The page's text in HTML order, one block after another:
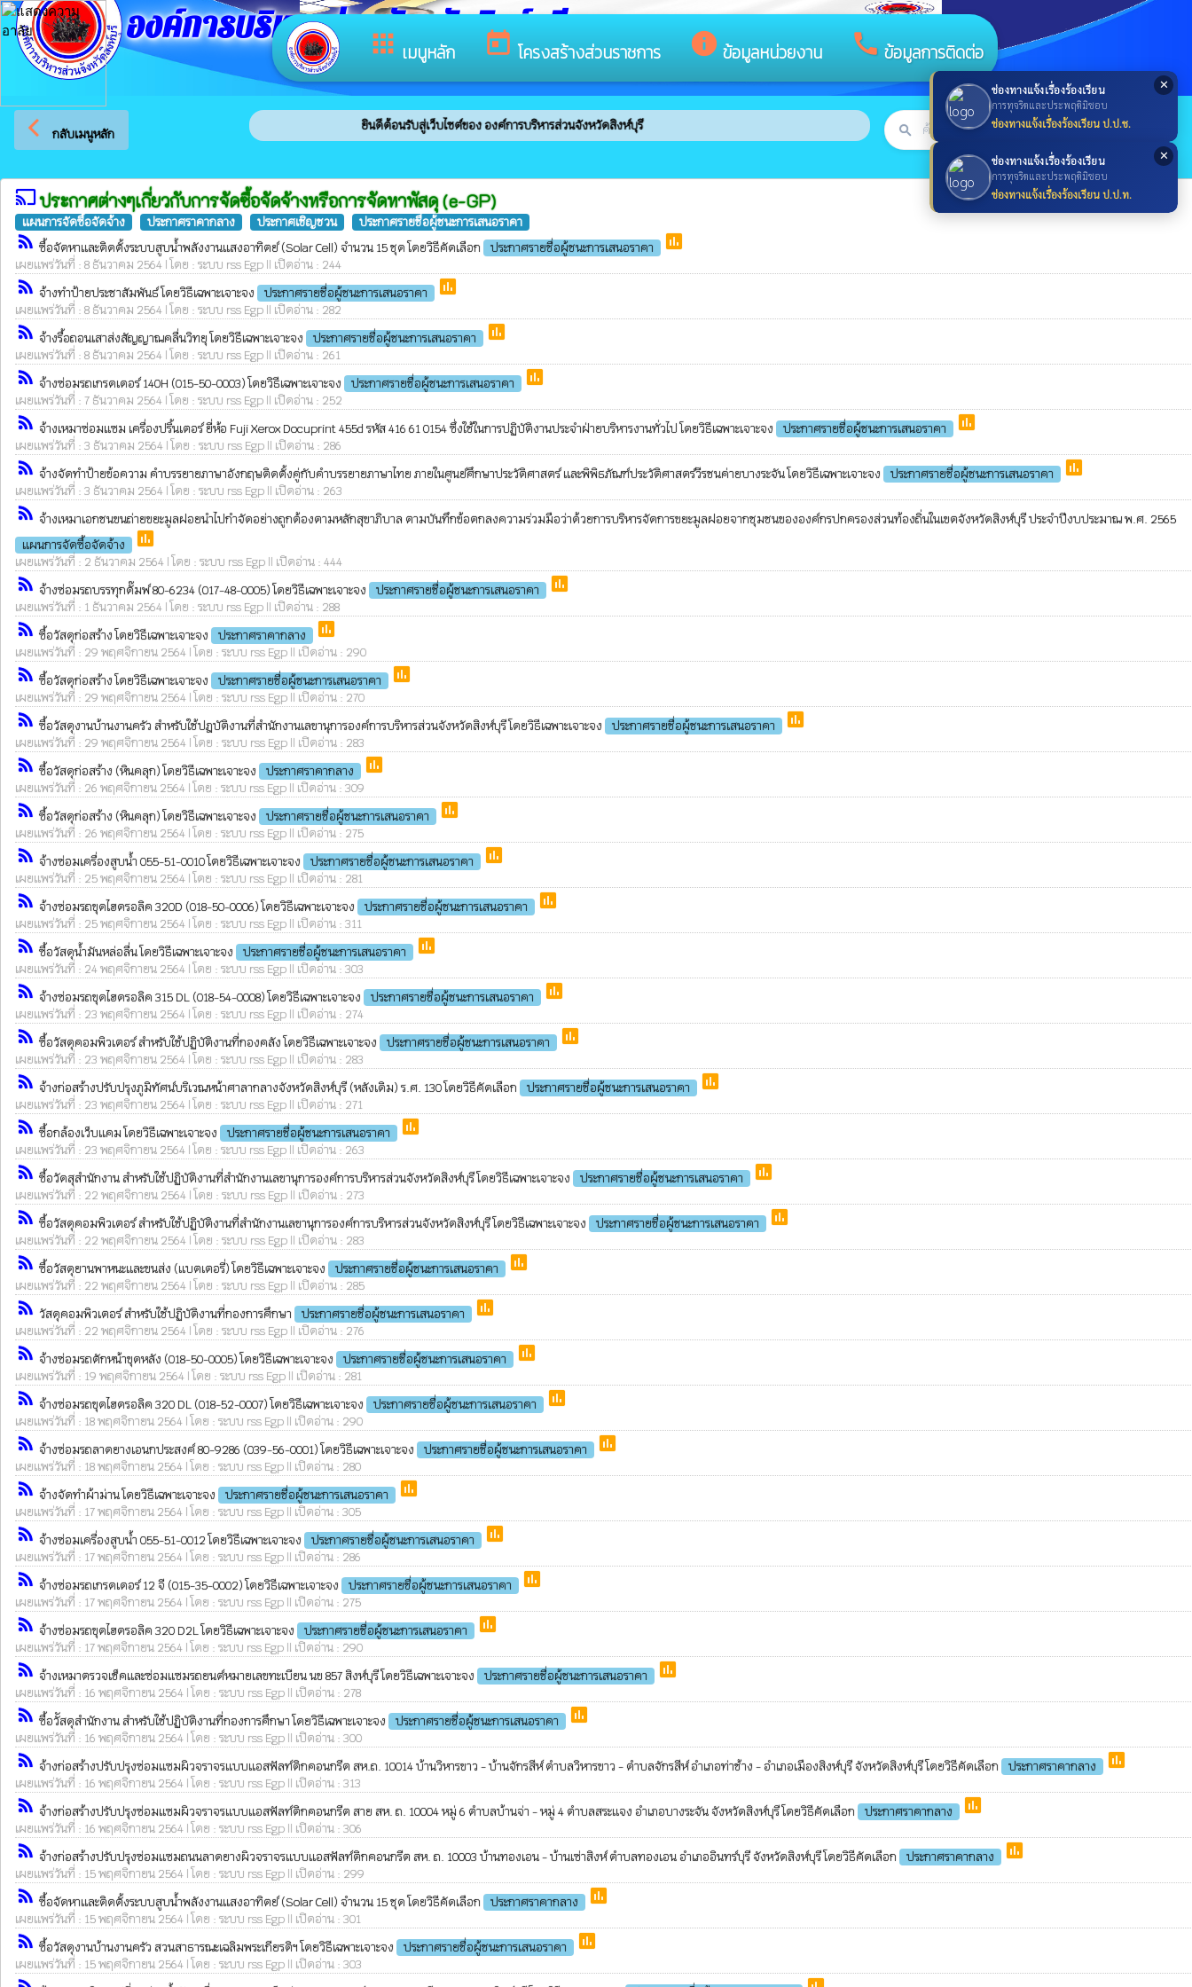
✕
ช่องทางแจ้งเรื่องร้องเรียน
การทุจริตและประพฤติมิชอบ
ช่องทางแจ้งเรื่องร้องเรียน ป.ป.ช.
✕
ช่องทางแจ้งเรื่องร้องเรียน
การทุจริตและประพฤติมิชอบ
ช่องทางแจ้งเรื่องร้องเรียน ป.ป.ท.
apps เมนูหลัก today โครงสร้างส่วนราชการ info ข้อมูลหน่วยงาน call ข้อมูลการติดต่อ
องค์การบริหารส่วนจังหวัดสิงห์บุรี
arrow_back_ios กลับเมนูหลัก
ยินดีต้อนรับสู่เว็บไซต์ของ องค์การบริหารส่วนจังหวัดสิงห์บุรี search searchค้นหา
castประกาศต่างๆเกี่ยวกับการจัดซื้อจัดจ้างหรือการจัดหาพัสดุ (e-GP)
แผนการจัดซื้อจัดจ้าง ประกาศราคากลาง ประกาศเชิญชวน ประกาศรายชื่อผู้ชนะการเสนอราคา
rss_feed ซื้อจัดหาและติดตั้งระบบสูบน้ำพลังงานแสงอาทิตย์ (Solar Cell) จำนวน 15 ชุด โดยวิธีคัดเลือก ประกาศรายชื่อผู้ชนะการเสนอราคา poll
เผยแพร่วันที่ : 8 ธันวาคม 2564 | โดย : ระบบ rss Egp || เปิดอ่าน : 244
rss_feed จ้างทำป้ายประชาสัมพันธ์ โดยวิธีเฉพาะเจาะจง ประกาศรายชื่อผู้ชนะการเสนอราคา poll
เผยแพร่วันที่ : 8 ธันวาคม 2564 | โดย : ระบบ rss Egp || เปิดอ่าน : 282
rss_feed จ้างรื้อถอนเสาส่งสัญญาณคลื่นวิทยุ โดยวิธีเฉพาะเจาะจง ประกาศรายชื่อผู้ชนะการเสนอราคา poll
เผยแพร่วันที่ : 8 ธันวาคม 2564 | โดย : ระบบ rss Egp || เปิดอ่าน : 261
rss_feed จ้างซ่อมรถเกรดเดอร์ 140H (015-50-0003) โดยวิธีเฉพาะเจาะจง ประกาศรายชื่อผู้ชนะการเสนอราคา poll
เผยแพร่วันที่ : 7 ธันวาคม 2564 | โดย : ระบบ rss Egp || เปิดอ่าน : 252
rss_feed จ้างเหมาซ่อมแซม เครื่องปริ้นเตอร์ ยี่ห้อ Fuji Xerox Docuprint 455d รหัส 416 61 0154 ซึ่งใช้ในการปฏิบัติงานประจำฝ่ายบริหารงานทั่วไป โดยวิธีเฉพาะเจาะจง ประกาศรายชื่อผู้ชนะการเสนอราคา poll
เผยแพร่วันที่ : 3 ธันวาคม 2564 | โดย : ระบบ rss Egp || เปิดอ่าน : 286
rss_feed จ้างจัดทำป้ายข้อความ คำบรรยายภาษาอังกฤษติดตั้งคู่กับคำบรรยายภาษาไทย ภายในศูนย์ศึกษาประวัติศาสตร์ และพิพิธภัณฑ์ประวัติศาสตร์วีรชนค่ายบางระจัน โดยวิธีเฉพาะเจาะจง ประกาศรายชื่อผู้ชนะการเสนอราคา poll
เผยแพร่วันที่ : 3 ธันวาคม 2564 | โดย : ระบบ rss Egp || เปิดอ่าน : 263
rss_feed จ้างเหมาเอกชนขนถ่ายขยะมูลฝอยนำไปกำจัดอย่างถูกต้องตามหลักสุขาภิบาล ตามบันทึกข้อตกลงความร่วมมือว่าด้วยการบริหารจัดการขยะมูลฝอยจากชุมชนขององค์กรปกครองส่วนท้องถิ่นในเขตจังหวัดสิงห์บุรี ประจำปีงบประมาณ พ.ศ. 2565
แผนการจัดซื้อจัดจ้าง
poll
เผยแพร่วันที่ : 2 ธันวาคม 2564 | โดย : ระบบ rss Egp || เปิดอ่าน : 444
rss_feed จ้างซ่อมรถบรรทุกดั๊มพ์ 80-6234 (017-48-0005) โดยวิธีเฉพาะเจาะจง ประกาศรายชื่อผู้ชนะการเสนอราคา poll
เผยแพร่วันที่ : 1 ธันวาคม 2564 | โดย : ระบบ rss Egp || เปิดอ่าน : 288
rss_feed ซื้อวัสดุก่อสร้าง โดยวิธีเฉพาะเจาะจง ประกาศราคากลาง poll
เผยแพร่วันที่ : 29 พฤศจิกายน 2564 | โดย : ระบบ rss Egp || เปิดอ่าน : 290
rss_feed ซื้อวัสดุก่อสร้าง โดยวิธีเฉพาะเจาะจง ประกาศรายชื่อผู้ชนะการเสนอราคา poll
เผยแพร่วันที่ : 29 พฤศจิกายน 2564 | โดย : ระบบ rss Egp || เปิดอ่าน : 270
rss_feed ซื้อวัสดุงานบ้านงานครัว สำหรับใช้ปฎบัติงานที่สำนักงานเลขานุการองค์การบริหารส่วนจังหวัดสิงห์บุรี โดยวิธีเฉพาะเจาะจง ประกาศรายชื่อผู้ชนะการเสนอราคา poll
เผยแพร่วันที่ : 29 พฤศจิกายน 2564 | โดย : ระบบ rss Egp || เปิดอ่าน : 283
rss_feed ซื้อวัสดุก่อสร้าง (หินคลุก) โดยวิธีเฉพาะเจาะจง ประกาศราคากลาง poll
เผยแพร่วันที่ : 26 พฤศจิกายน 2564 | โดย : ระบบ rss Egp || เปิดอ่าน : 309
rss_feed ซื้อวัสดุก่อสร้าง (หินคลุก) โดยวิธีเฉพาะเจาะจง ประกาศรายชื่อผู้ชนะการเสนอราคา poll
เผยแพร่วันที่ : 26 พฤศจิกายน 2564 | โดย : ระบบ rss Egp || เปิดอ่าน : 275
rss_feed จ้างซ่อมเครื่องสูบน้ำ 055-51-0010 โดยวิธีเฉพาะเจาะจง ประกาศรายชื่อผู้ชนะการเสนอราคา poll
เผยแพร่วันที่ : 25 พฤศจิกายน 2564 | โดย : ระบบ rss Egp || เปิดอ่าน : 281
rss_feed จ้างซ่อมรถขุดไฮดรอลิค 320D (018-50-0006) โดยวิธีเฉพาะเจาะจง ประกาศรายชื่อผู้ชนะการเสนอราคา poll
เผยแพร่วันที่ : 25 พฤศจิกายน 2564 | โดย : ระบบ rss Egp || เปิดอ่าน : 311
rss_feed ซื้อวัสดุน้ำมันหล่อลื่น โดยวิธีเฉพาะเจาะจง ประกาศรายชื่อผู้ชนะการเสนอราคา poll
เผยแพร่วันที่ : 24 พฤศจิกายน 2564 | โดย : ระบบ rss Egp || เปิดอ่าน : 303
rss_feed จ้างซ่อมรถขุดไฮดรอลิค 315 DL (018-54-0008) โดยวิธีเฉพาะเจาะจง ประกาศรายชื่อผู้ชนะการเสนอราคา poll
เผยแพร่วันที่ : 23 พฤศจิกายน 2564 | โดย : ระบบ rss Egp || เปิดอ่าน : 274
rss_feed ซื้อวัสดุคอมพิวเตอร์ สำหรับใช้ปฏิบัติงานที่กองคลัง โดยวิธีเฉพาะเจาะจง ประกาศรายชื่อผู้ชนะการเสนอราคา poll
เผยแพร่วันที่ : 23 พฤศจิกายน 2564 | โดย : ระบบ rss Egp || เปิดอ่าน : 283
rss_feed จ้างก่อสร้างปรับปรุงภูมิทัศน์บริเวณหน้าศาลากลางจังหวัดสิงห์บุรี (หลังเดิม) ร.ศ. 130 โดยวิธีคัดเลือก ประกาศรายชื่อผู้ชนะการเสนอราคา poll
เผยแพร่วันที่ : 23 พฤศจิกายน 2564 | โดย : ระบบ rss Egp || เปิดอ่าน : 271
rss_feed ซื้อกล้องเว็บแคม โดยวิธีเฉพาะเจาะจง ประกาศรายชื่อผู้ชนะการเสนอราคา poll
เผยแพร่วันที่ : 23 พฤศจิกายน 2564 | โดย : ระบบ rss Egp || เปิดอ่าน : 263
rss_feed ซื้อวัดสุสำนักงาน สำหรับใช้ปฏิบัติงานที่สำนักงานเลขานุการองค์การบริหารส่วนจังหวัดสิงห์บุรี โดยวิธีเฉพาะเจาะจง ประกาศรายชื่อผู้ชนะการเสนอราคา poll
เผยแพร่วันที่ : 22 พฤศจิกายน 2564 | โดย : ระบบ rss Egp || เปิดอ่าน : 273
rss_feed ซื้อวัสดุคอมพิวเตอร์ สำหรับใช้ปฏิบัติงานที่สำนักงานเลขานุการองค์การบริหารส่วนจังหวัดสิงห์บุรี โดยวิธีเฉพาะเจาะจง ประกาศรายชื่อผู้ชนะการเสนอราคา poll
เผยแพร่วันที่ : 22 พฤศจิกายน 2564 | โดย : ระบบ rss Egp || เปิดอ่าน : 283
rss_feed ซื้อวัสดุยานพาหนะและขนส่ง (แบตเตอรี่) โดยวิธีเฉพาะเจาะจง ประกาศรายชื่อผู้ชนะการเสนอราคา poll
เผยแพร่วันที่ : 22 พฤศจิกายน 2564 | โดย : ระบบ rss Egp || เปิดอ่าน : 285
rss_feed วัสดุคอมพิวเตอร์ สำหรับใช้ปฏิบัติงานที่กองการศึกษา ประกาศรายชื่อผู้ชนะการเสนอราคา poll
เผยแพร่วันที่ : 22 พฤศจิกายน 2564 | โดย : ระบบ rss Egp || เปิดอ่าน : 276
rss_feed จ้างซ่อมรถตักหน้าขุดหลัง (018-50-0005) โดยวิธีเฉพาะเจาะจง ประกาศรายชื่อผู้ชนะการเสนอราคา poll
เผยแพร่วันที่ : 19 พฤศจิกายน 2564 | โดย : ระบบ rss Egp || เปิดอ่าน : 281
rss_feed จ้างซ่อมรถขุดไฮดรอลิค 320 DL (018-52-0007) โดยวิธีเฉพาะเจาะจง ประกาศรายชื่อผู้ชนะการเสนอราคา poll
เผยแพร่วันที่ : 18 พฤศจิกายน 2564 | โดย : ระบบ rss Egp || เปิดอ่าน : 290
rss_feed จ้างซ่อมรถลาดยางเอนกประสงค์ 80-9286 (039-56-0001) โดยวิธีเฉพาะเจาะจง ประกาศรายชื่อผู้ชนะการเสนอราคา poll
เผยแพร่วันที่ : 18 พฤศจิกายน 2564 | โดย : ระบบ rss Egp || เปิดอ่าน : 280
rss_feed จ้างจัดทำผ้าม่าน โดยวิธีเฉพาะเจาะจง ประกาศรายชื่อผู้ชนะการเสนอราคา poll
เผยแพร่วันที่ : 17 พฤศจิกายน 2564 | โดย : ระบบ rss Egp || เปิดอ่าน : 305
rss_feed จ้างซ่อมเครื่องสูบน้ำ 055-51-0012 โดยวิธีเฉพาะเจาะจง ประกาศรายชื่อผู้ชนะการเสนอราคา poll
เผยแพร่วันที่ : 17 พฤศจิกายน 2564 | โดย : ระบบ rss Egp || เปิดอ่าน : 286
rss_feed จ้างซ่อมรถเกรดเดอร์ 12 จี (015-35-0002) โดยวิธีเฉพาะเจาะจง ประกาศรายชื่อผู้ชนะการเสนอราคา poll
เผยแพร่วันที่ : 17 พฤศจิกายน 2564 | โดย : ระบบ rss Egp || เปิดอ่าน : 275
rss_feed จ้างซ่อมรถขุดไฮดรอลิค 320 D2L โดยวิธีเฉพาะเจาะจง ประกาศรายชื่อผู้ชนะการเสนอราคา poll
เผยแพร่วันที่ : 17 พฤศจิกายน 2564 | โดย : ระบบ rss Egp || เปิดอ่าน : 290
rss_feed จ้างเหมาตรวจเช็คและซ่อมแซมรถยนต์หมายเลขทะเบียน นข 857 สิงห์บุรี โดยวิธีเฉพาะเจาะจง ประกาศรายชื่อผู้ชนะการเสนอราคา poll
เผยแพร่วันที่ : 16 พฤศจิกายน 2564 | โดย : ระบบ rss Egp || เปิดอ่าน : 278
rss_feed ซื้อวััสดุสำนักงาน สำหรับใช้ปฏิบัติงานที่กองการศึกษา โดยวิธีเฉพาะเจาะจง ประกาศรายชื่อผู้ชนะการเสนอราคา poll
เผยแพร่วันที่ : 16 พฤศจิกายน 2564 | โดย : ระบบ rss Egp || เปิดอ่าน : 300
rss_feed จ้างก่อสร้างปรับปรุงซ่อมแซมผิวจราจรแบบแอสฟัลท์ติกคอนกรีต สห.ถ. 10014 บ้านวิหารขาว - บ้านจักรสีห์ ตำบลวิหารขาว - ตำบลจักรสีห์ อำเภอท่าช้าง - อำเภอเมืองสิงห์บุรี จังหวัดสิงห์บุรี โดยวิธีคัดเลือก ประกาศราคากลาง poll
เผยแพร่วันที่ : 16 พฤศจิกายน 2564 | โดย : ระบบ rss Egp || เปิดอ่าน : 313
rss_feed จ้างก่อสร้างปรับปรุงซ่อมแซมผิวจราจรแบบแอสฟัลท์ติกคอนกรีต สาย สห. ถ. 10004 หมู่ 6 ตำบลบ้านจ่า - หมู่ 4 ตำบลสระแจง อำเภอบางระจัน จังหวัดสิงห์บุรี โดยวิธีคัดเลือก ประกาศราคากลาง poll
เผยแพร่วันที่ : 16 พฤศจิกายน 2564 | โดย : ระบบ rss Egp || เปิดอ่าน : 306
rss_feed จ้างก่อสร้างปรับปรุงซ่อมแซมถนนลาดยางผิวจราจรแบบแอสฟัลท์ติกคอนกรีต สห. ถ. 10003 บ้านทองเอน - บ้านเซ่าสิงห์ ตำบลทองเอน อำเภออินทร์บุรี จังหวัดสิงห์บุรี โดยวิธีคัดเลือก ประกาศราคากลาง poll
เผยแพร่วันที่ : 15 พฤศจิกายน 2564 | โดย : ระบบ rss Egp || เปิดอ่าน : 299
rss_feed ซื้อจัดหาและติดตั้งระบบสูบน้ำพลังงานแสงอาทิตย์ (Solar Cell) จำนวน 15 ชุด โดยวิธีคัดเลือก ประกาศราคากลาง poll
เผยแพร่วันที่ : 15 พฤศจิกายน 2564 | โดย : ระบบ rss Egp || เปิดอ่าน : 301
rss_feed ซื้อวัสดุงานบ้านงานครัว สวนสาธารณะเฉลิมพระเกียรติฯ โดยวิธีเฉพาะเจาะจง ประกาศรายชื่อผู้ชนะการเสนอราคา poll
เผยแพร่วันที่ : 15 พฤศจิกายน 2564 | โดย : ระบบ rss Egp || เปิดอ่าน : 303